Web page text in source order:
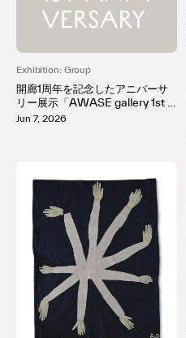
Exhibition: Group
開廊1周年を記念したアニバーサ
リー展示「AWASE gallery 1st A
nniversary」を開催。総勢28組
Jun 7, 2026